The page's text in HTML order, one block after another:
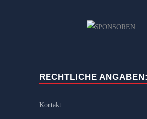
RECHTLICHE ANGABEN:
Kontakt